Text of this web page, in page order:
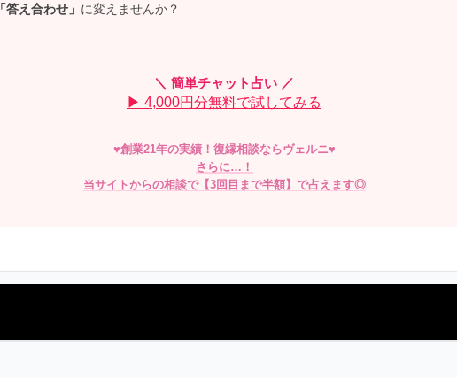
「答え合わせ」 に変えませんか？
＼ 簡単チャット占い ／
▶ 4,000円分無料で試してみる
♥創業21年の実績！復縁相談ならヴェルニ♥
さらに…！
当サイトからの相談で【3回目まで半額】で占えます◎